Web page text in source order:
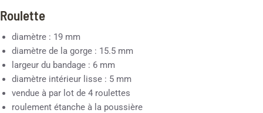
Roulette
diamètre : 19 mm
diamètre de la gorge : 15.5 mm
largeur du bandage : 6 mm
diamètre intérieur lisse : 5 mm
vendue à par lot de 4 roulettes
roulement étanche à la poussière